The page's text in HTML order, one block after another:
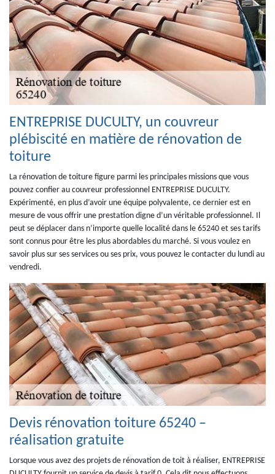
ENTREPRISE DUCULTY, un couvreur
plébiscité en matière de rénovation de
toiture
La rénovation de toiture figure parmi les principales missions que vous
pouvez confier au couvreur professionnel ENTREPRISE DUCULTY.
Expérimenté, en plus d’avoir une équipe polyvalente, ce dernier est en
mesure de vous offrir une prestation digne d’un véritable professionnel. Il
peut se déplacer dans n’importe quelle localité dans le 65240 et ses tarifs
sont connus pour être les plus abordables du marché. Si vous voulez en
savoir plus sur ses services ou ses prix, vous pouvez le contacter du lundi au
vendredi.
Devis rénovation toiture 65240 –
réalisation gratuite
Lorsque vous avez des projets de rénovation de toit à réaliser, ENTREPRISE